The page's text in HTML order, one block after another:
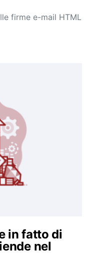
firme e-mail HTML
in fatto di
nel